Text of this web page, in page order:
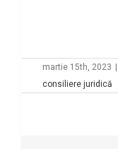
martie 15th, 2023 |
consiliere juridică